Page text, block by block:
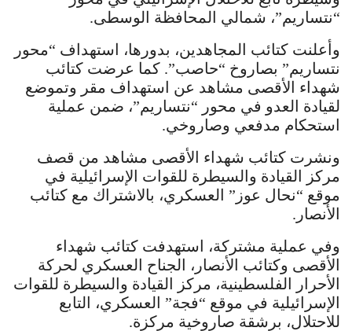
“نتساريم”، شمالي المحافظة الوسطى.
وأعلنت كتائب المجاهدين، بدورها، استهداف “محور
نتساريم” بصاروخ “حاصب”. كما عرضت كتائب
شهداء الأقصى مشاهد عن استهداف مقر وتموضع
لقيادة العدو في محور “نتساريم”، ضمن عملية
استحكام مدفعي وصاروخي.
ونشرت كتائب شهداء الأقصى مشاهد من قصف
مركز القيادة والسيطرة للقوات الإسرائيلية في
موقع “نحال عوز” العسكري، بالاشتراك مع كتائب
الأنصار.
وفي عملية مشتركة، استهدفت كتائب شهداء
الأقصى وكتائب الأنصار، الجناح العسكري لحركة
الأحرار الفلسطينية، مركز القيادة والسيطرة للقوات
الإسرائيلية في موقع “فجة” العسكري، التابع
للاحتلال، برشقة صاروخية مركزة.